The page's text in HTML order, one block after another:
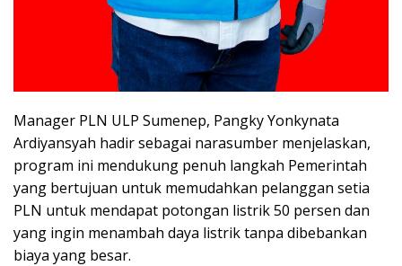
Manager PLN ULP Sumenep, Pangky Yonkynata
Ardiyansyah hadir sebagai narasumber menjelaskan,
program ini mendukung penuh langkah Pemerintah
yang bertujuan untuk memudahkan pelanggan setia
PLN untuk mendapat potongan listrik 50 persen dan
yang ingin menambah daya listrik tanpa dibebankan
biaya yang besar.